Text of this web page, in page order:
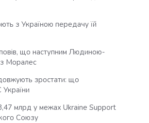
з Україною передачу їй
що наступним Людиною-
Моралес
зростати: що
України
млрд у межах Ukraine Support
Союзу